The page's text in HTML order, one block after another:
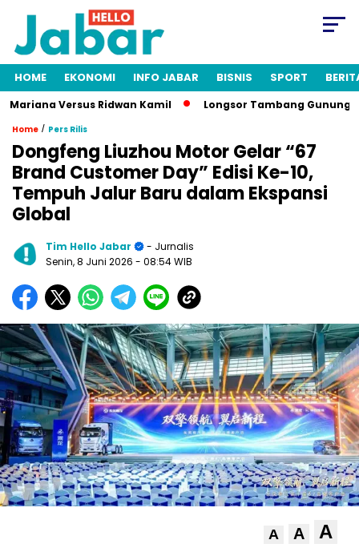
HOME EKONOMI INFO JABAR BISNIS SPORT
Versus Ridwan Kamil Longsor Tambang Gunung
Home / Pers Rilis
Dongfeng Liuzhou Motor Gelar “67
Brand Customer Day” Edisi Ke-10,
Tempuh Jalur Baru dalam Ekspansi
Global
Tim Hello Jabar
- Jurnalis
Senin, 8 Juni 2026 - 08:54 WIB
A A A